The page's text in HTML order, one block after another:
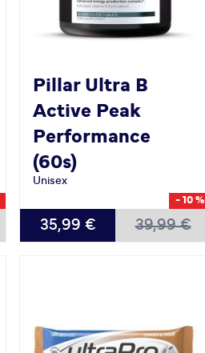
- 10 %
Pillar Ultra B
Active Peak
Performance
(60s)
Unisex
35,99 € 39,99 €